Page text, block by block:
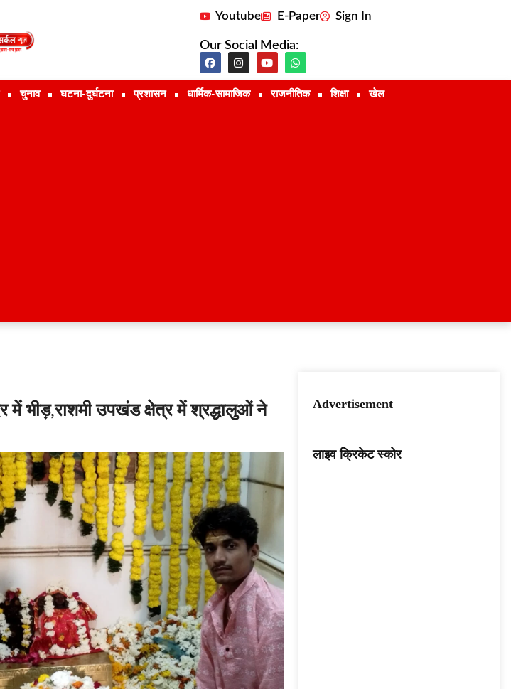
Youtube E-Paper Sign In
Our Social Media:
चुनाव घटना-दुर्घटना प्रशासन धार्मिक-सामाजिक राजनीतिक शिक्षा खेल
में भीड़,राशमी उपखंड क्षेत्र में श्रद्धालुओं ने
Advertisement
लाइव क्रिकेट स्कोर